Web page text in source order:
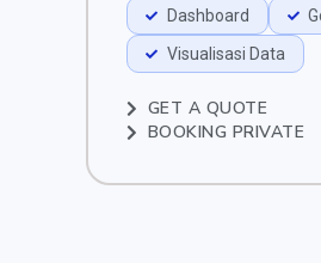
Dashboard
Visualisasi Data
GET A QUOTE
BOOKING PRIVATE